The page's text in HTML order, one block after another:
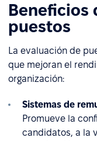
Beneficios
puestos
La evaluación de
que mejoran el
organización:
Sistemas de
Promueve la
candidatos, a la